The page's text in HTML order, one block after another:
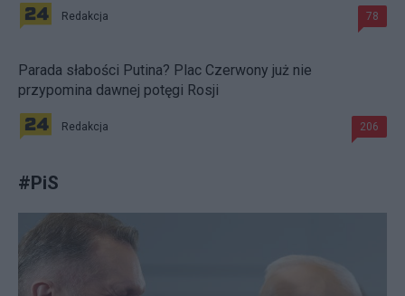
Redakcja 78
Parada słabości Putina? Plac Czerwony już nie
przypomina dawnej potęgi Rosji
Redakcja 206
#PiS